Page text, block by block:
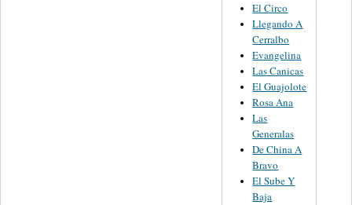
El Circo
Llegando A
Cerralbo
Evangelina
Las Canicas
El Guajolote
Rosa Ana
Las
Generalas
De China A
Bravo
El Sube Y
Baja